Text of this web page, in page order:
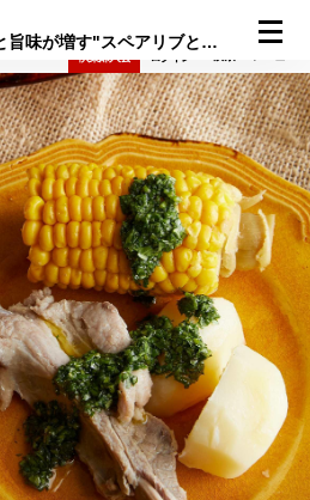
香り高い香草ソースでグッと旨味が増す"スペアリブととうもろこしの煮込み"